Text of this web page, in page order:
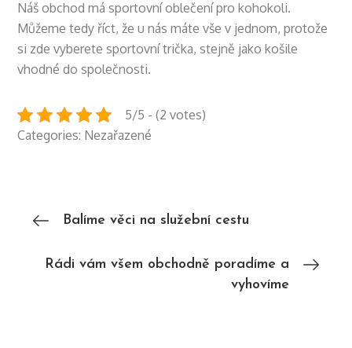
Náš obchod má sportovní oblečení pro kohokoli.
Můžeme tedy říct, že u nás máte vše v jednom, protože
si zde vyberete sportovní trička, stejně jako košile
vhodné do společnosti.
5/5 - (2 votes)
Categories: Nezařazené
Navigace
pro
Balíme věci na služební cestu
Rádi vám všem obchodně poradíme a
vyhovíme